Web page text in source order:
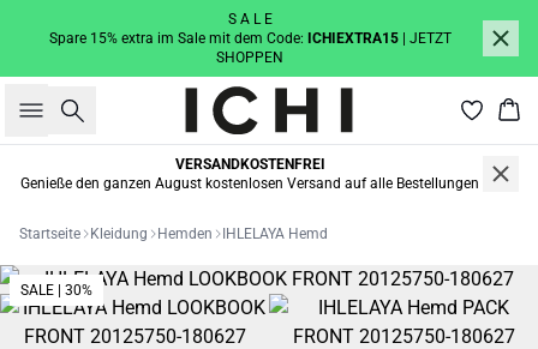
S A L E
Spare 15% extra im Sale mit dem Code: ICHIEXTRA15
| JETZT
SHOPPEN
Suche
VERSANDKOSTENFREI
Genieße den ganzen August kostenlosen Versand auf alle Bestellungen
Startseite Kleidung Hemden IHLELAYA Hemd
SALE | 30%